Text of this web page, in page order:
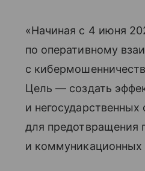
«Начиная с 4 июня
по оперативному
с
Цель — создать
и
для предотвращения
и коммуникационных